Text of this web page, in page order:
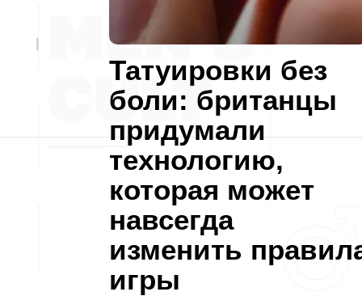
Татуировки без
боли: британцы
придумали
технологию,
которая может
навсегда
изменить
игры